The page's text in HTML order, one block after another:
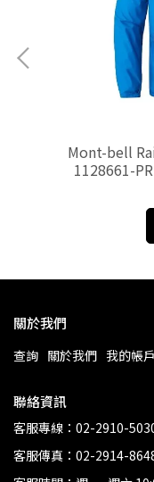
Mont-bell
1128661-
關於我們
查詢 關於我們 我的帳戶
聯絡資訊
客服專線：02-2910-
客服傳真：02-2914-